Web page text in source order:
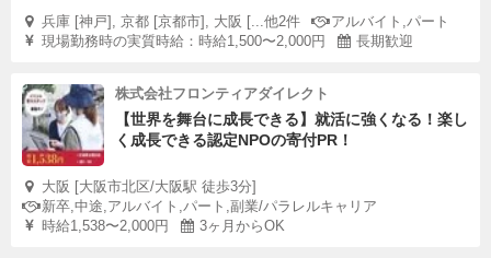
兵庫 [神戸], 京都 [京都市], 大阪 [...他2件
アルバイト,パート
現場勤務時の実質時給：時給1,500〜2,000円
長期歓迎
株式会社フロンティアダイレクト
【世界を舞台に成長できる】就活に強くなる！楽し
く成長できる認定NPOの寄付PR！
大阪 [大阪市北区/⼤阪駅 徒歩3分]
新卒,中途,アルバイト,パート,副業/パラレルキャリア
時給1,538〜2,000円
3ヶ月からOK